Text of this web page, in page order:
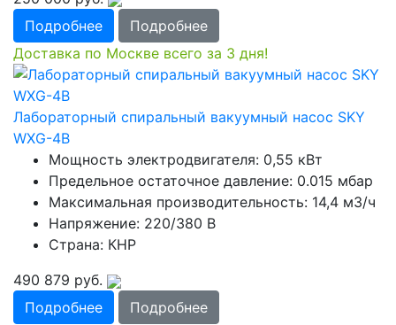
Подробнее
Подробнее
Доставка по Москве всего за 3 дня!
Лабораторный спиральный вакуумный насос SKY
WXG-4В
Мощность электродвигателя: 0,55 кВт
Предельное остаточное давление: 0.015 мбар
Максимальная производительность: 14,4 м3/ч
Напряжение: 220/380 В
Страна: КНР
490 879 руб.
Подробнее
Подробнее